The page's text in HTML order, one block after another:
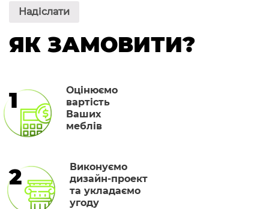
ЯК ЗАМОВИТИ?
1
Оцінюємо
вартість
Ваших
меблів
2
Виконуємо
дизайн-проект
та укладаємо
угоду